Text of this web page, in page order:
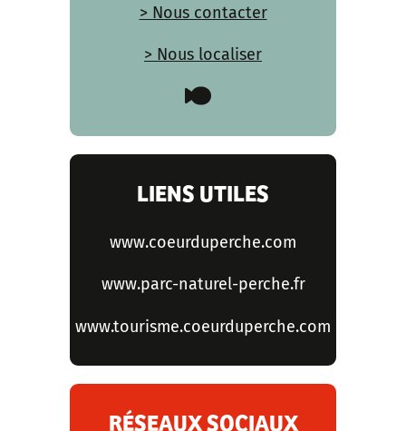
> Nous contacter
> Nous localiser
LIENS UTILES
www.coeurduperche.com
www.parc-naturel-perche.fr
www.tourisme.coeurduperche.com
RÉSEAUX SOCIAUX